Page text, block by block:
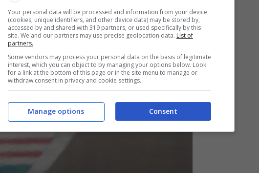
Your personal data will be processed and information from your device
(cookies, unique identifiers, and other device data) may be stored by,
accessed by and shared with 319 partners, or used specifically by this
site. We and our partners may use precise geolocation data. List of
partners.
Some vendors may process your personal data on the basis of legitimate
interest, which you can object to by managing your options below. Look
for a link at the bottom of this page or in the site menu to manage or
withdraw consent in privacy and cookie settings.
Consent
Manage options